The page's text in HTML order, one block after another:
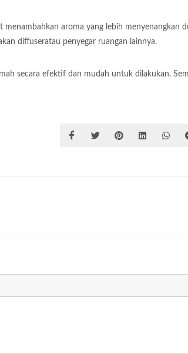
aroma yang lebih menyenangkan
diffuseratau penyegar ruangan lainnya.
secara efektif dan mudah untuk dilakukan.